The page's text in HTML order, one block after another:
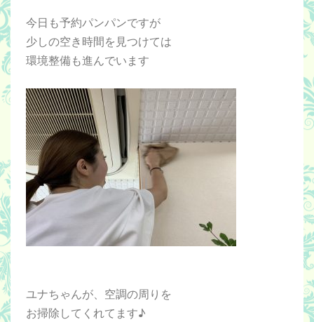
今日も予約パンパンですが
少しの空き時間を見つけては
環境整備も進んでいます
ユナちゃんが、空調の周りを
お掃除してくれてます♪